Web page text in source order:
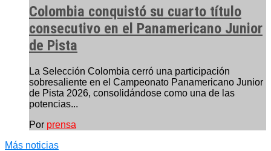
Colombia conquistó su cuarto título
consecutivo en el Panamericano Junior
de Pista
La Selección Colombia cerró una participación
sobresaliente en el Campeonato Panamericano Junior
de Pista 2026, consolidándose como una de las
potencias...
Por prensa
Más noticias